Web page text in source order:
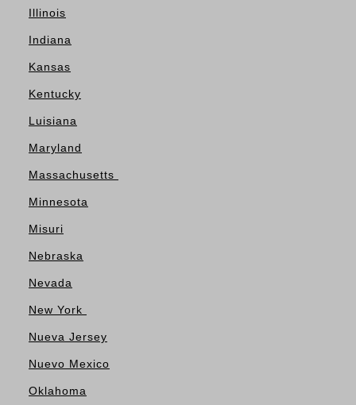
Illinois
Indiana
Kansas
Kentucky
Luisiana
Maryland
Massachusetts
Minnesota
Misuri
Nebraska
Nevada
New York
Nueva Jersey
Nuevo Mexico
Oklahoma